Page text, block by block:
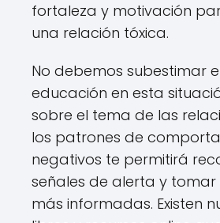
fortaleza y motivación
una relación tóxica.
No debemos subestimar
educación en esta
sobre el tema de las
los patrones de
negativos te permitirá
señales de alerta y tomar
más informadas. Existen